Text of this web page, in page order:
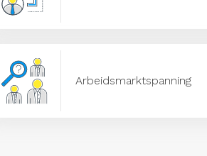
Arbeidsmarktspanning